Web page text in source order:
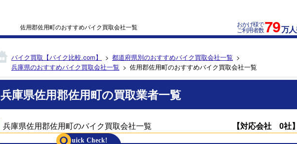
佐用郡佐用町のおすすめバイク買取会社一覧 おかげ様で
ご利用者数79万
バイク買取【バイク比較.com】
都道府県別のおすすめバイク買取会社一覧
兵庫県のおすすめバイク買取会社一覧
佐用郡佐用町のおすすめバイク買取会社一覧
兵庫県佐用郡佐用町の買取業者一覧
兵庫県佐用郡佐用町のバイク買取会社一覧 【対応会社 0社】